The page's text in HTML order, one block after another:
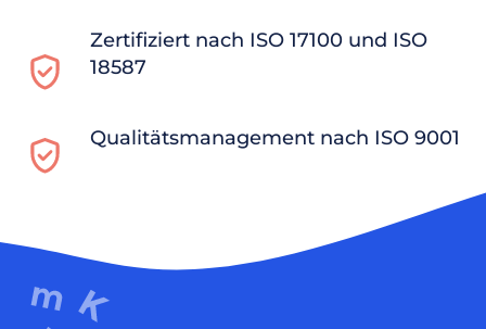
Zertifiziert nach ISO 17100 und ISO
18587
Qualitätsmanagement nach ISO 9001